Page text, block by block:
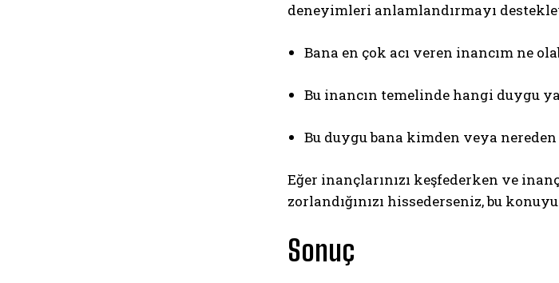
deneyimleri anlamlandırmayı
Bana en çok acı veren inancım ne
Bu inancın temelinde hangi duygu
Bu duygu bana kimden veya
Eğer inançlarınızı keşfederken ve
zorlandığınızı hissederseniz, bu
Sonuç